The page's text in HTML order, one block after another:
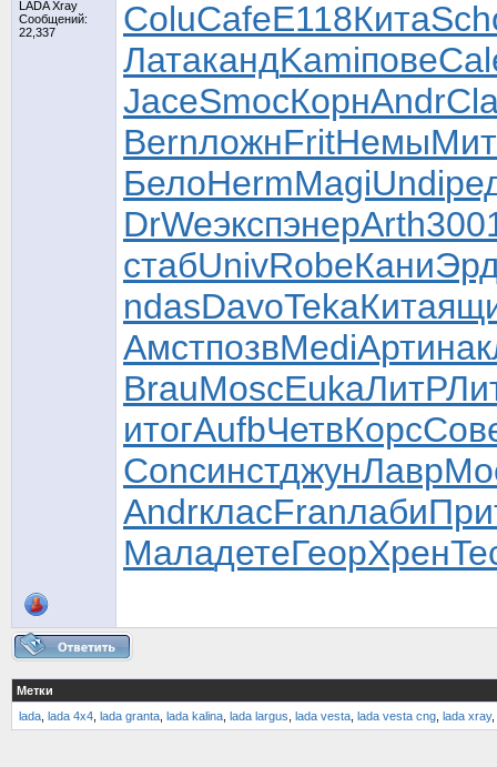
LADA Xray
Сообщений:
22,337
ColuCafeE118Кита
ЛатакандKamiпове
JaceSmocКорнAndr
BernложнFritНемы
БелоHermMagiUndi
DrWeэкспэнерArth
стабUnivRobeКани
ndasDavoTekaКита
АмстпозвMediАрти
BrauMoscEukaЛитР
итогAufbЧетвКорс
ConcинстджунЛавр
AndrкласFranлаби
МаладетеГеорХрен
Метки
lada lada 4х4 lada granta lada kalina lada largus lada vesta lada vesta cng lada xray,